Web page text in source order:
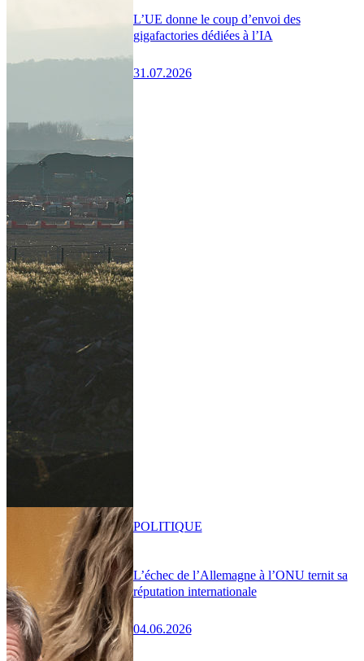
L’UE donne le coup d’envoi des
gigafactories dédiées à l’IA
31.07.2026
L’échec de l’Allemagne à l’ONU ternit sa
réputation internationale
04.06.2026
POLITIQUE